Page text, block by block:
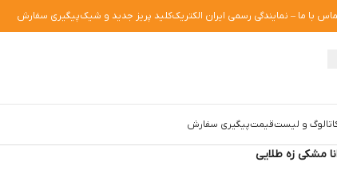
با ما – نمایندگی رسمی ایران الکتریککلید پریز جدید و شیکپیگیری سفارش
و لیست‌قیمتپیگیری سفارش
مشکی زه طلایی